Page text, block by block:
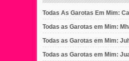
Todas As Garotas Em Mim:
Todas as Garotas em Mim:
Todas as Garotas em Mim:
Todas as Garotas em Mim: